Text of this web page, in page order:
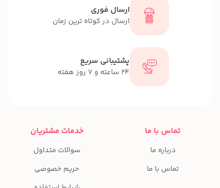
ارسال فوری
ارسال در کوتاه ترین زمان
پشتیبانی سریع
24 ساعته و 7 روز هفته
تماس با ما
درباره ما
تماس با ما
خدمات مشتریان
سوالات متداول
حریم خصوصی